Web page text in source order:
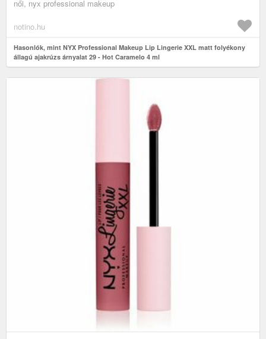
női, nyx professional makeup
notino.hu
Hasonlók, mint NYX Professional Makeup Lip Lingerie XXL matt folyékony
állagú ajakrúzs árnyalat 29 - Hot Caramelo 4 ml